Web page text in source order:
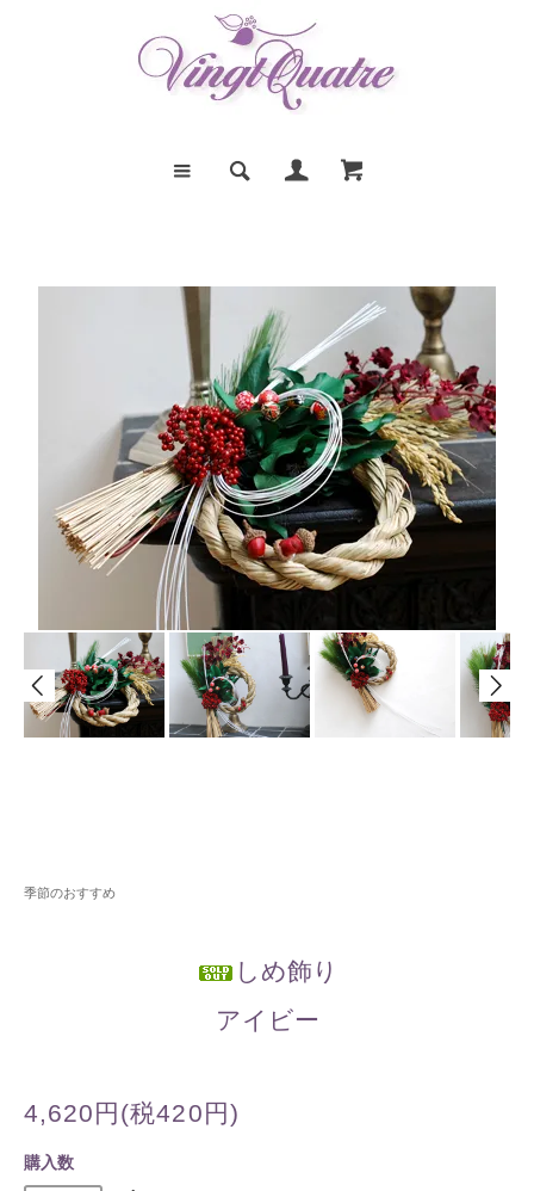
季節のおすすめ
しめ飾り
アイビー
4,620円(税420円)
購入数